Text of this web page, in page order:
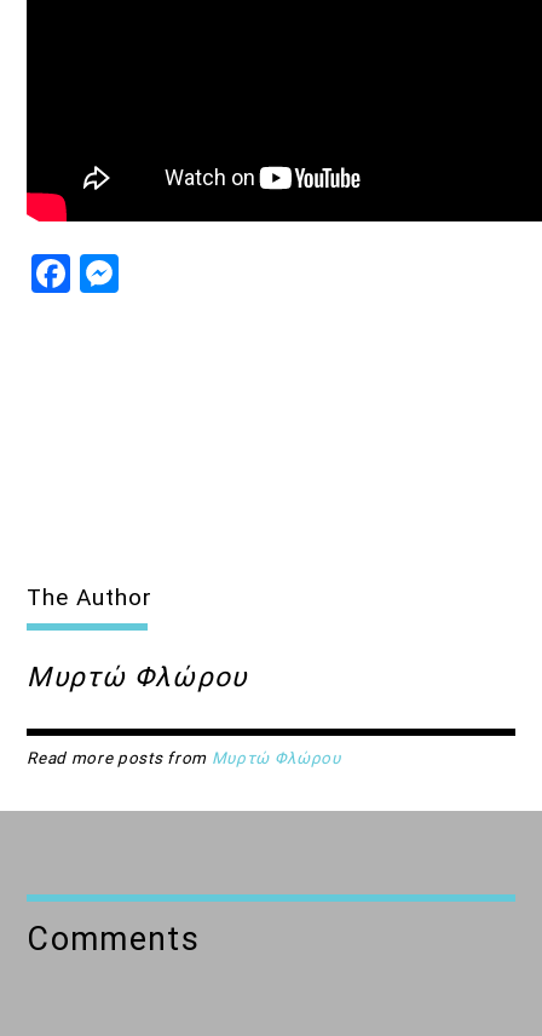
Facebook
The Author
Μυρτώ Φλώρου
Read more posts from Μυρτώ Φλώρου
Comments